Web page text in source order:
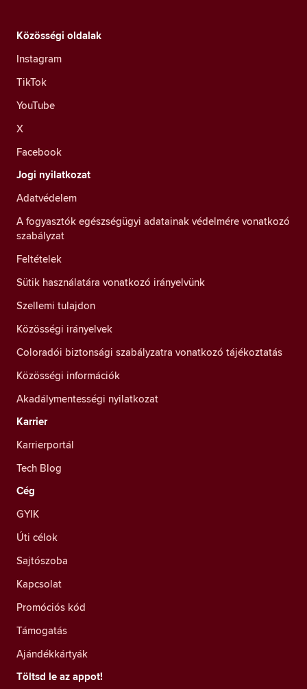
Közösségi oldalak
Instagram
TikTok
YouTube
X
Facebook
Jogi nyilatkozat
Adatvédelem
A fogyasztók egészségügyi adatainak védelmére vonatkozó
szabályzat
Feltételek
Sütik használatára vonatkozó irányelvünk
Szellemi tulajdon
Közösségi irányelvek
Coloradói biztonsági szabályzatra vonatkozó tájékoztatás
Közösségi információk
Akadálymentességi nyilatkozat
Karrier
Karrierportál
Tech Blog
Cég
GYIK
Úti célok
Sajtószoba
Kapcsolat
Promóciós kód
Támogatás
Ajándékkártyák
Töltsd le az appot!